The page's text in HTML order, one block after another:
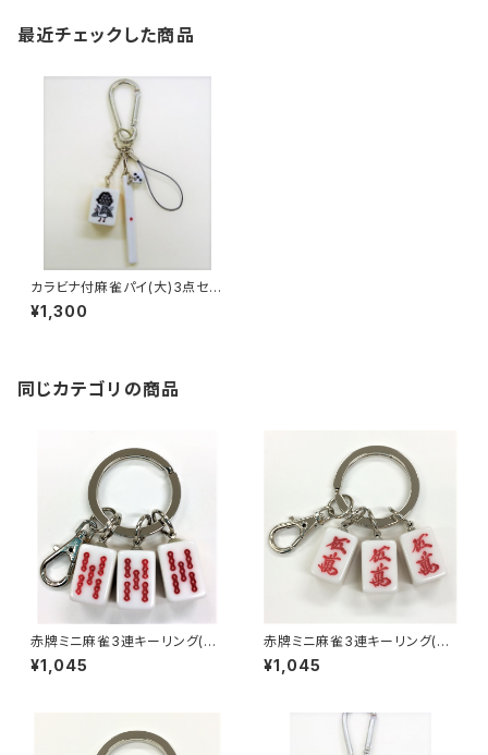
最近チェックした商品
カラビナ付麻雀パイ(大)3点セッ
ト 【イーソー】
¥1,300
同じカテゴリの商品
赤牌ミニ麻雀3連キーリング(赤
ウーソー アンコ）
¥1,045
赤牌ミニ麻雀3連キーリング(赤
ウーマン アンコ）
¥1,045